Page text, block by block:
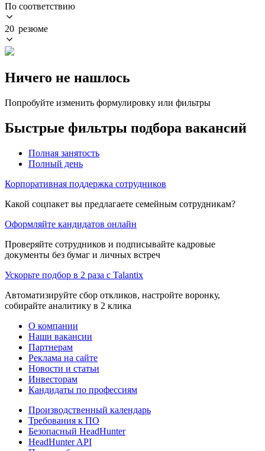
По соответствию
20 резюме
Ничего не нашлось
Попробуйте изменить формулировку или фильтры
Быстрые фильтры подбора вакансий
Полная занятость
Полный день
Корпоративная поддержка сотрудников
Какой соцпакет вы предлагаете семейным сотрудникам?
Оформляйте кандидатов онлайн
Проверяйте сотрудников и подписывайте кадровые
документы без бумаг и личных встреч
Ускорьте подбор в 2 раза с Talantix
Автоматизируйте сбор откликов, настройте воронку,
собирайте аналитику в 2 клика
О компании
Наши вакансии
Партнерам
Реклама на сайте
Новости и статьи
Инвесторам
Кандидаты по профессиям
Производственный календарь
Требования к ПО
Безопасный HeadHunter
HeadHunter API